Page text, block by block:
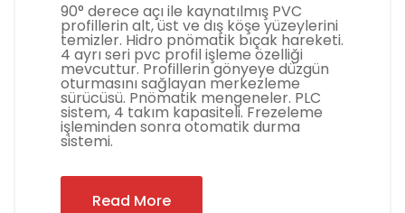
90° derece açı ile kaynatılmış PVC
profillerin alt, üst ve dış köşe yüzeylerini
temizler. Hidro pnömatik bıçak hareketi.
4 ayrı seri pvc profil işleme özelliği
mevcuttur. Profillerin gönyeye düzgün
oturmasını sağlayan merkezleme
sürücüsü. Pnömatik mengeneler. PLC
sistem, 4 takım kapasiteli. Frezeleme
işleminden sonra otomatik durma
sistemi.
Read More